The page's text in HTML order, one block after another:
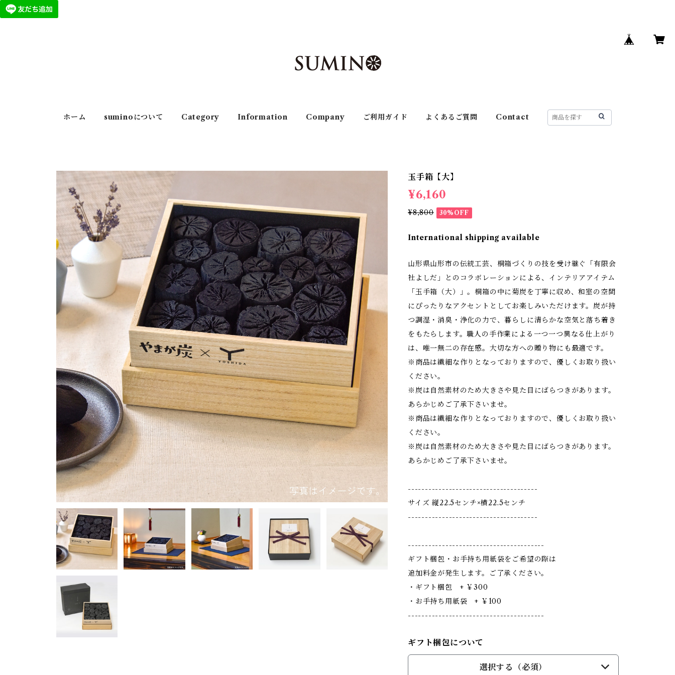
ホーム suminoについて Category Information Company ご利用ガイド よくあるご質問 Contact
玉手箱【大】
¥6,160
¥8,800 30%OFF
International shipping available
山形県山形市の伝統工芸、桐箱づくりの技を受け継ぐ「有限会
社よしだ」とのコラボレーションによる、インテリアアイテム
「玉手箱（大）」。桐箱の中に菊炭を丁寧に収め、和室の空間
にぴったりなアクセントとしてお楽しみいただけます。炭が持
つ調湿・消臭・浄化の力で、暮らしに清らかな空気と落ち着き
をもたらします。職人の手作業による一つ一つ異なる仕上がり
は、唯一無二の存在感。大切な方への贈り物にも最適です。
※商品は繊細な作りとなっておりますので、優しくお取り扱い
ください。
※炭は自然素材のため大きさや見た目にばらつきがあります。
あらかじめご了承下さいませ。
※商品は繊細な作りとなっておりますので、優しくお取り扱い
ください。
※炭は自然素材のため大きさや見た目にばらつきがあります。
あらかじめご了承下さいませ。
--------------------------------------
サイズ 縦22.5センチ×横22.5センチ
--------------------------------------
----------------------------------------
ギフト梱包・お手持ち用紙袋をご希望の際は
追加料金が発生します。ご了承ください。
・ギフト梱包 + ￥300
・お手持ち用紙袋 + ￥100
----------------------------------------
ギフト梱包について
選択する（必須）